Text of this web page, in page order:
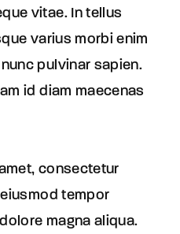
vitae. In tellus
varius morbi enim
pulvinar sapien.
id diam maecenas
consectetur
tempor
magna aliqua.